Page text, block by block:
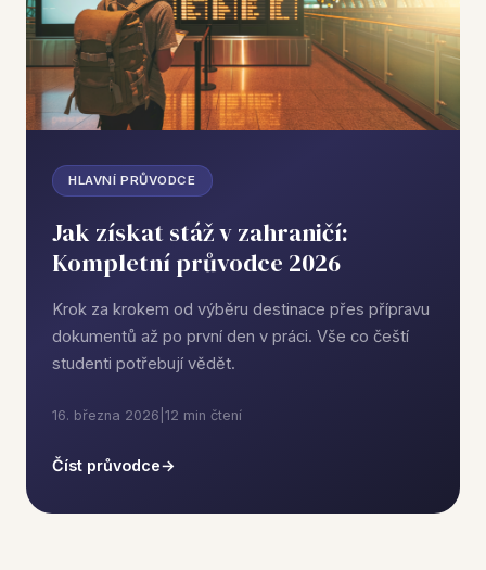
HLAVNÍ PRŮVODCE
Jak získat stáž v zahraničí:
Kompletní průvodce 2026
Krok za krokem od výběru destinace přes přípravu
dokumentů až po první den v práci. Vše co čeští
studenti potřebují vědět.
16. března 2026 12 min čtení
Číst průvodce